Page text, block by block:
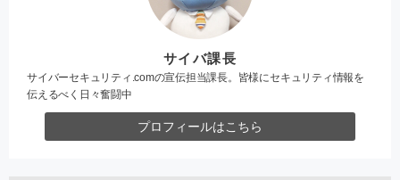
サイバ課長
サイバーセキュリティ.comの宣伝担当課長。皆様にセキュリティ情報を
伝えるべく日々奮闘中
プロフィールはこちら